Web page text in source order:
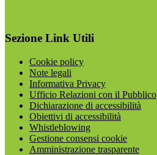
Sezione Link Utili
Cookie policy
Note legali
Informativa Privacy
Ufficio Relazioni con il Pubblico
Dichiarazione di accessibilità
Obiettivi di accessibilità
Whistleblowing
Gestione consensi cookie
Amministrazione trasparente